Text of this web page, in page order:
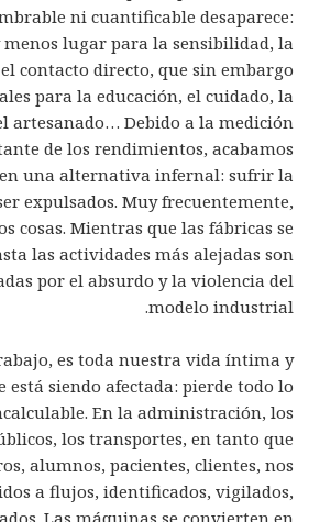
ni cuantificable desaparece:
menos lugar para la sensibilidad, la
contacto directo, que sin embargo
para la educación, el cuidado, la
artesanado… Debido a la medición
de los rendimientos, acabamos
una alternativa infernal: sufrir la
expulsados. Muy frecuentemente,
cosas. Mientras que las fábricas se
las actividades más alejadas son
por el absurdo y la violencia del
modelo industrial.
es toda nuestra vida íntima y
está siendo afectada: pierde todo lo
En la administración, los
los transportes, en tanto que
alumnos, pacientes, clientes, nos
a flujos, identificados, vigilados,